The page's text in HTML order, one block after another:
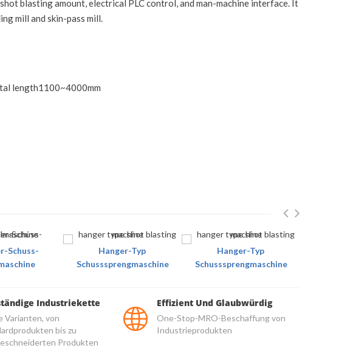
blasting amount, electrical PLC control, and man-machine interface. It
mill and skin-pass mill.
length1100~4000mm
Schuss-
Hanger-Typ
Schusssprengmaschine
Hanger-Typ
Schusssprengmaschine
Industriekette
Varianten, von
bis zu
Produkten
Effizient Und Glaubwürdig
One-Stop-MRO-Beschaffung von
Industrieprodukten